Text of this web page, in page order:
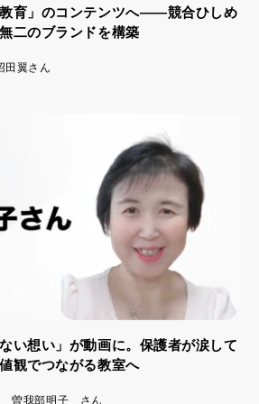
教育」のコンテンツへ――競合ひしめ
二のブランドを構築
翼さん
い想い」が動画に。保護者が涙して
観でつながる教室へ
曽我部明子 さん